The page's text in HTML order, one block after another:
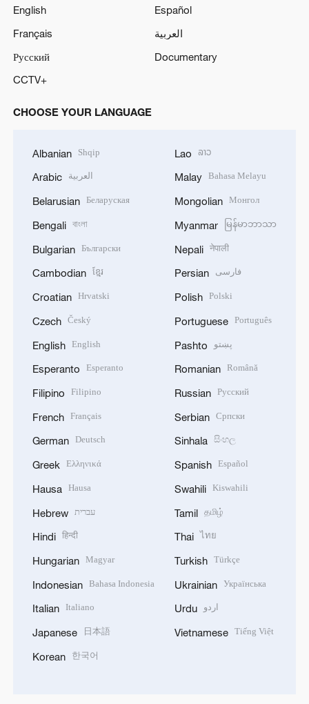
English
Español
Français
العربية
Русский
Documentary
CCTV+
CHOOSE YOUR LANGUAGE
Albanian Shqip
Arabic العربية
Belarusian Беларуская
Bengali বাংলা
Bulgarian Български
Cambodian ខ្មែរ
Croatian Hrvatski
Czech Český
English English
Esperanto Esperanto
Filipino Filipino
French Français
German Deutsch
Greek Ελληνικά
Hausa Hausa
Hebrew עברית
Hindi हिन्दी
Hungarian Magyar
Indonesian Bahasa Indonesia
Italian Italiano
Japanese 日本語
Korean 한국어
Lao ລາວ
Malay Bahasa Melayu
Mongolian Монгол
Myanmar မြန်မာဘာသာ
Nepali नेपाली
Persian فارسی
Polish Polski
Portuguese Português
Pashto پښتو
Romanian Română
Russian Русский
Serbian Српски
Sinhala සිංහල
Spanish Español
Swahili Kiswahili
Tamil தமிழ்
Thai ไทย
Turkish Türkçe
Ukrainian Українська
Urdu اردو
Vietnamese Tiếng Việt